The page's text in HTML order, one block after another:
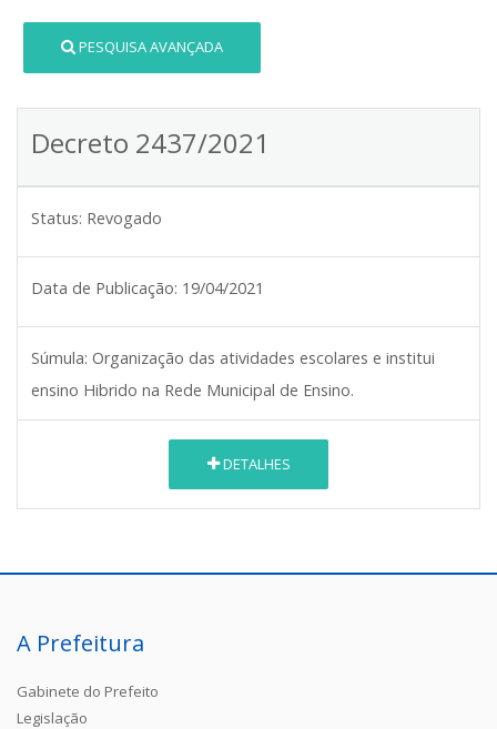
PESQUISA AVANÇADA
Decreto 2437/2021
Status: Revogado
Data de Publicação: 19/04/2021
Súmula: Organização das atividades escolares e institui
ensino Hibrido na Rede Municipal de Ensino.
DETALHES
A Prefeitura
Gabinete do Prefeito
Legislação